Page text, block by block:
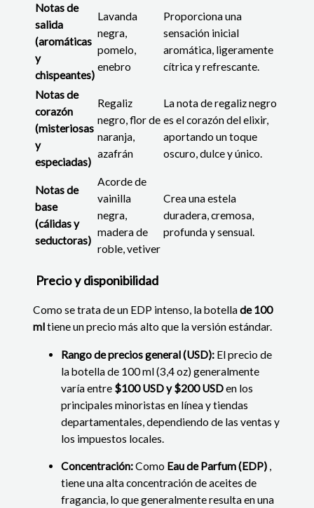
Notas de
salida
(aromáticas
y
chispeantes)
Lavanda
negra,
pomelo,
enebro
Proporciona una
sensación inicial
aromática, ligeramente
cítrica y refrescante.
Notas de
corazón
(misteriosas
y
especiadas)
Regaliz
negro, flor de
naranja,
azafrán
La nota de regaliz negro
es el corazón del elixir,
aportando un toque
oscuro, dulce y único.
Notas de
base
(cálidas y
seductoras)
Acorde de
vainilla
negra,
madera de
roble, vetiver
Crea una estela
duradera, cremosa,
profunda y sensual.
Precio y disponibilidad
Como se trata de un EDP intenso, la botellade 100
mltiene un precio más alto que la versión estándar.
Rango de precios general (USD): El precio de
la botella de 100 ml (3,4 oz) generalmente
varía entre $100 USD y $200 USDen los
principales minoristas en línea y tiendas
departamentales, dependiendo de las ventas y
los impuestos locales.
Concentración:Como Eau de Parfum (EDP) ,
tiene una alta concentración de aceites de
fragancia, lo que generalmente resulta en una